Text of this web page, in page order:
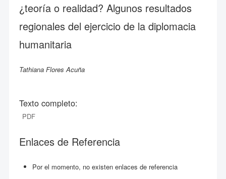
¿teoría o realidad? Algunos resultados
regionales del ejercicio de la diplomacia
humanitaria
Tathiana Flores Acuña
Texto completo:
PDF
Enlaces de Referencia
Por el momento, no existen enlaces de referencia